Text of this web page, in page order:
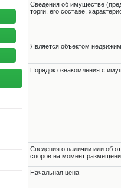
Cведения об имуществе
торги, его составе,
Является объектом
Порядок ознакомления с
Cведения о наличии или об
споров на момент
Начальная цена